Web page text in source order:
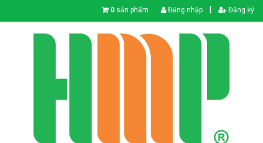
0 sản phẩm Đăng nhập Đăng ký